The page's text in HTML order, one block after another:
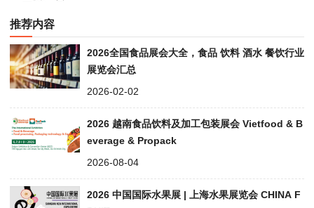
推荐内容
2026全国食品展会大全，食品 饮料 酒水 餐饮行业
展览会汇总
2026-02-02
2026 越南食品饮料及加工包装展会 Vietfood & B
everage & Propack
2026-08-04
2026 中国国际水果展 | 上海水果展览会 CHINA F